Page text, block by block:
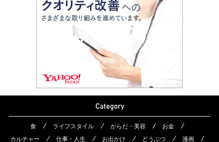
Category
食 ライフスタイル からだ・美容
お金
カルチャー
仕事・人生 お出かけ どうぶつ 漫画